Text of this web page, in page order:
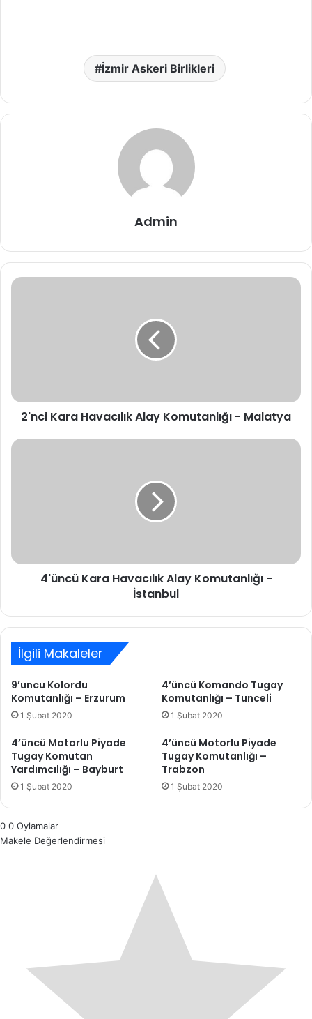
İzmir Askeri Birlikleri
Admin
2'nci
2'nci Kara Havacılık Alay Komutanlığı - Malatya
4'üncü
4'üncü Kara Havacılık Alay Komutanlığı -
İstanbul
İlgili Makaleler
9’uncu Kolordu
Komutanlığı – Erzurum
1 Şubat 2020
4’üncü Komando Tugay
Komutanlığı – Tunceli
1 Şubat 2020
4’üncü Motorlu Piyade
Tugay Komutan
Yardımcılığı – Bayburt
1 Şubat 2020
4’üncü Motorlu Piyade
Tugay Komutanlığı –
Trabzon
1 Şubat 2020
0 0 Oylamalar
Makele Değerlendirmesi